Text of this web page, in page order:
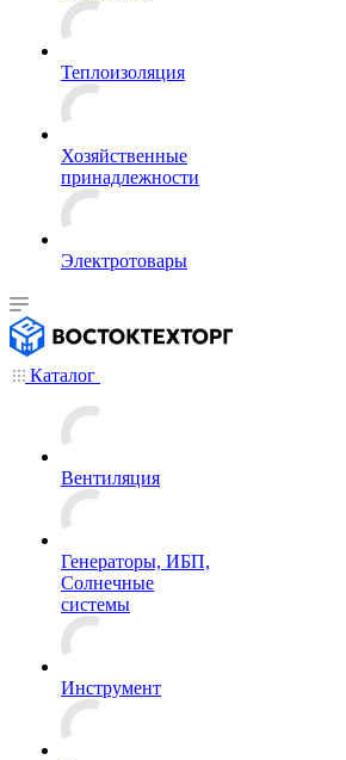
Теплоизоляция
Хозяйственные
принадлежности
Электротовары
Каталог
Вентиляция
Генераторы, ИБП,
Солнечные
системы
Инструмент